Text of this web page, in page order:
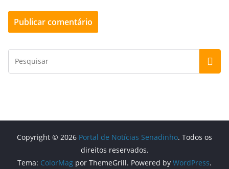
Copyright © 2026 Portal de Notícias Senadinho. Todos os
direitos reservados.
Tema: ColorMag por ThemeGrill. Powered by WordPress.